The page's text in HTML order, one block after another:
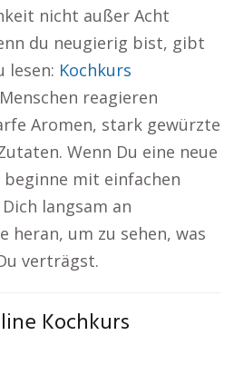
nicht außer Acht
du neugierig bist, gibt
lesen: Kochkurs
reagieren
Aromen, stark gewürzte
Wenn Du eine neue
mit einfachen
langsam an
heran, um zu sehen, was
verträgst.
Kochkurs